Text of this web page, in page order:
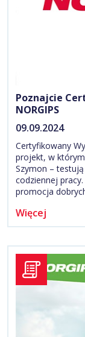
Poznajcie
NORGIPS
09.09.2024
Certyfikowany
projekt, w
Szymon –
codziennej
promocja
Więcej